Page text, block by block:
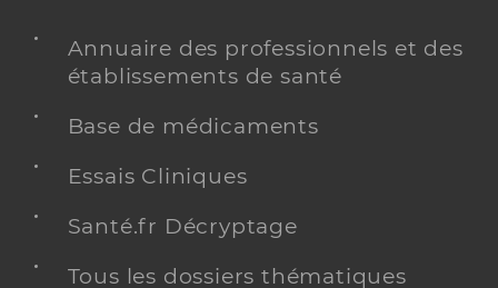
Annuaire des professionnels et des
établissements de santé
Base de médicaments
Essais Cliniques
Santé.fr Décryptage
Tous les dossiers thématiques